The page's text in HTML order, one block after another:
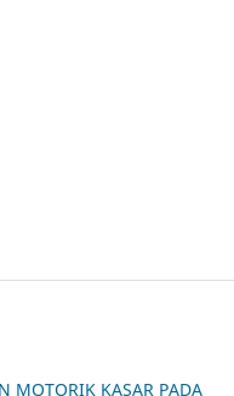
MOTORIK KASAR PADA